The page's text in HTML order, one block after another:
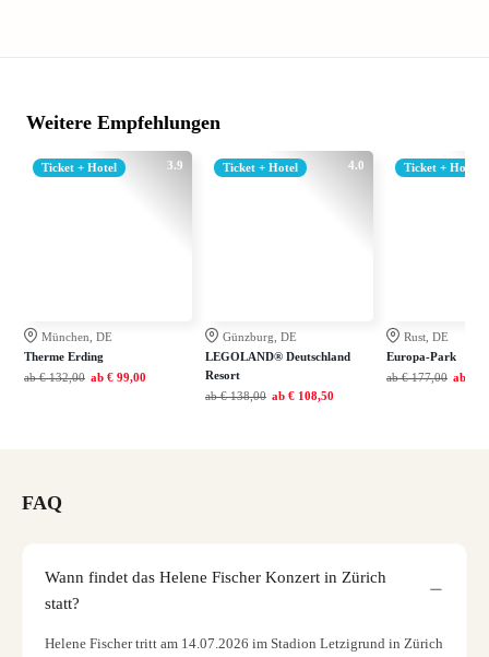
Weitere Empfehlungen
3.9
Ticket + Hotel
München, DE
Therme Erding
ab € 132,00 ab € 99,00
4.0
Ticket + Hotel
Günzburg, DE
LEGOLAND® Deutschland
Resort
ab € 138,00 ab € 108,50
Ticket + Hotel
Rust, DE
Europa-Park
ab € 177,00 ab
FAQ
Wann findet das Helene Fischer Konzert in Zürich
statt?
Helene Fischer tritt am 14.07.2026 im Stadion Letzigrund in Zürich